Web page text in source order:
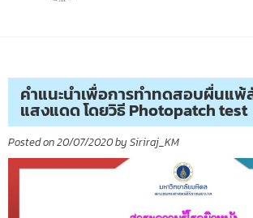
คำแนะนำเพื่อการทำทดสอบผื่นแ
แสงแดด โดยวิธี Photopatch test
Posted on20/07/2020by Siriraj_KM